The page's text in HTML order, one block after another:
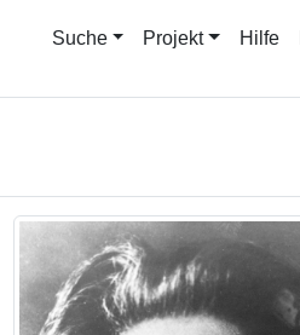
Suche Projekt Hilfe